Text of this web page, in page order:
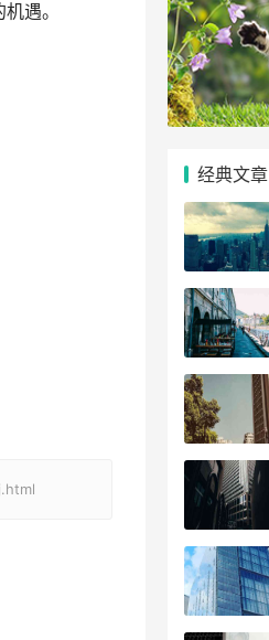
遇。
经典文章